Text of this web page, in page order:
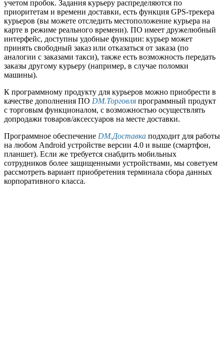
учетом пробок. Задания курьеру распределяются по
приоритетам и времени доставки, есть функция GPS-трекера
курьеров (вы можете отследить местоположение курьера на
карте в режиме реального времени). ПО имеет дружелюбный
интерфейс, доступны удобные функции: курьер может
принять свободный заказ или отказаться от заказа (по
аналогии с заказами такси), также есть возможность передать
заказы другому курьеру (например, в случае поломки
машины).
К программному продукту для курьеров можно приобрести в
качестве дополнения ПО DM.Торговля программный продукт
с торговым функционалом, с возможностью осуществлять
допродажи товаров/аксессуаров на месте доставки.
Программное обеспечение DM.Доставка подходит для работы
на любом Android устройстве версии 4.0 и выше (смартфон,
планшет). Если же требуется снабдить мобильных
сотрудников более защищенными устройствами, мы советуем
рассмотреть вариант приобретения терминала сбора данных
корпоративного класса.